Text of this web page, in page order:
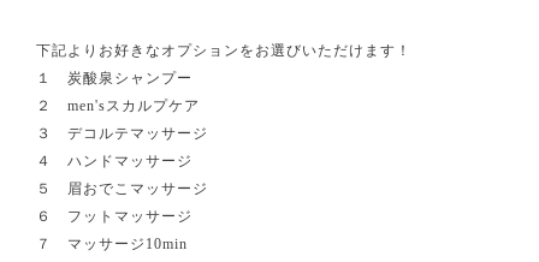
下記よりお好きなオプションをお選びいただけます！
１ 炭酸泉シャンプー
２ men'sスカルプケア
３ デコルテマッサージ
４ ハンドマッサージ
５ 眉おでこマッサージ
６ フットマッサージ
７ マッサージ10min